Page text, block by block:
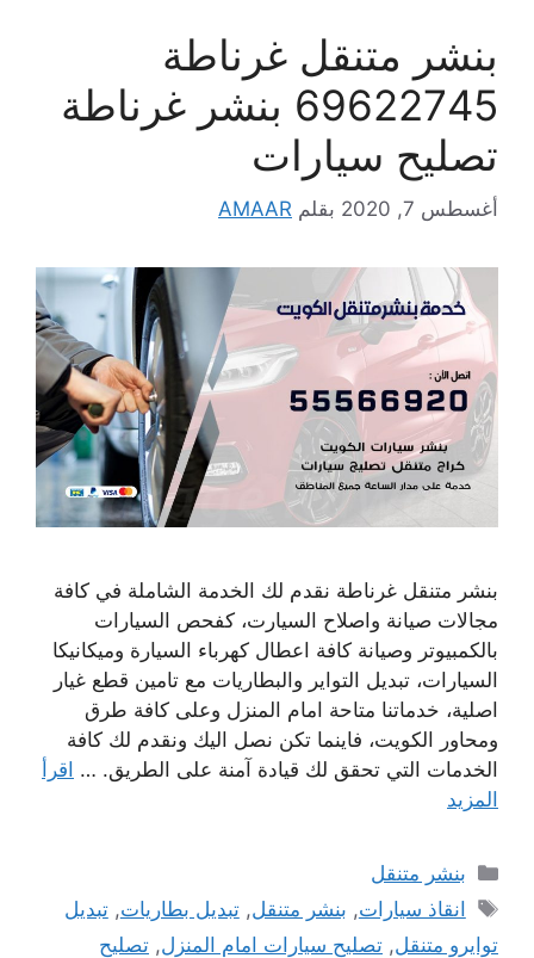
بنشر متنقل غرناطة
69622745 بنشر غرناطة
تصليح سيارات
أغسطس 7, 2020 بقلم AMAAR
بنشر متنقل غرناطة نقدم لك الخدمة الشاملة في كافة
مجالات صيانة واصلاح السيارت، كفحص السيارات
بالكمبيوتر وصيانة كافة اعطال كهرباء السيارة وميكانيكا
السيارات، تبديل التواير والبطاريات مع تامين قطع غيار
اصلية، خدماتنا متاحة امام المنزل وعلى كافة طرق
ومحاور الكويت، فاينما تكن نصل اليك ونقدم لك كافة
الخدمات التي تحقق لك قيادة آمنة على الطريق. … اقرأ
المزيد
التصنيفات
بنشر متنقل
الوسوم
انقاذ سيارات, بنشر متنقل,تبديل بطاريات,تبديل
توايرو متنقل, تصليح سيارات امام المنزل, تصليح